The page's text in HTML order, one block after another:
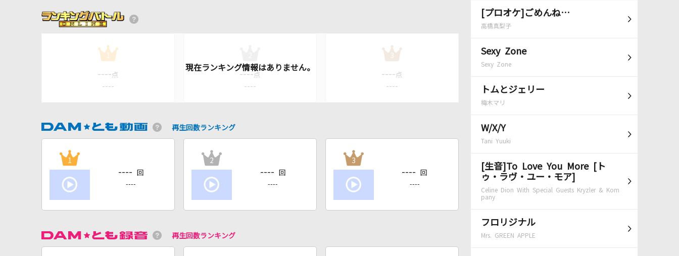
[プロオケ]ごめんね…
高橋真梨子
Sexy Zone
Sexy Zone
トムとジェリー
梅木マリ
W/X/Y
Tani Yuuki
[生音]To Love You More [ト
ゥ・ラヴ・ユー・モア]
Celine Dion With Special Guests Kryzler & Kom
pany
フロリジナル
Mrs. GREEN APPLE
1
---- 点
----
---- 点
----
3
---- 点
----
再生回数ランキング
1
---- 回
----
2
---- 回
----
3
---- 回
----
再生回数ランキング